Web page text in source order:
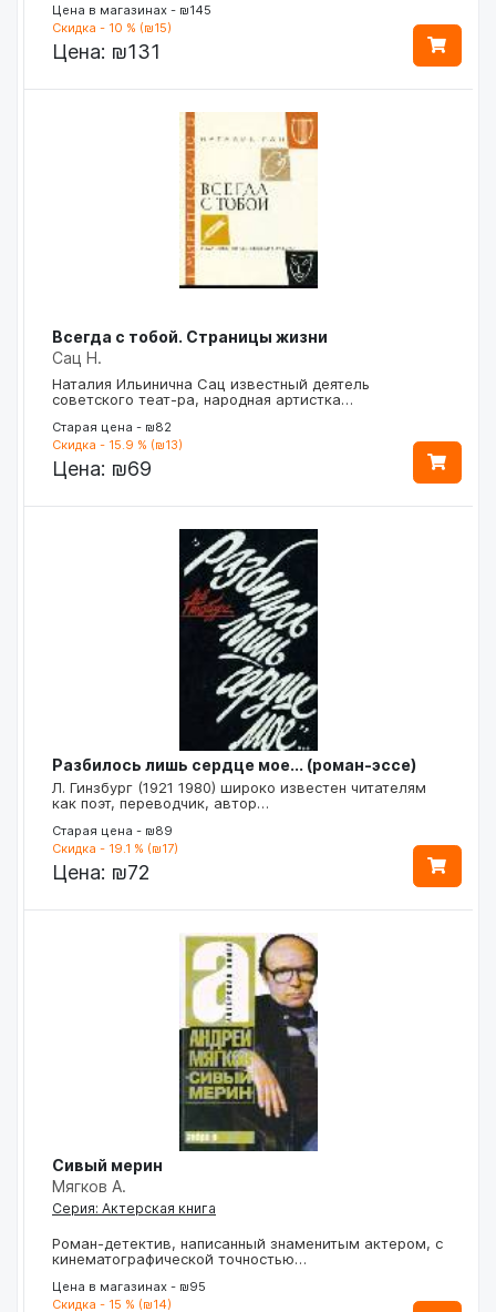
Цена в магазинах - ₪145
Скидка - 10 % (₪15)
Цена: ₪131
Всегда с тобой. Страницы жизни
Сац Н.
Наталия Ильинична Сац известный деятель
советского теат-ра, народная артистка…
Старая цена - ₪82
Скидка - 15.9 % (₪13)
Цена: ₪69
Разбилось лишь сердце мое... (роман-эссе)
Л. Гинзбург (1921 1980) широко известен читателям
как поэт, переводчик, автор…
Старая цена - ₪89
Скидка - 19.1 % (₪17)
Цена: ₪72
Сивый мерин
Мягков А.
Серия: Актерская книга
Роман-детектив, написанный знаменитым актером, с
кинематографической точностью…
Цена в магазинах - ₪95
Скидка - 15 % (₪14)